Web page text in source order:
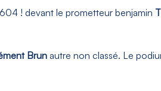
! devant le prometteur benjamin
Brun autre non classé. Le